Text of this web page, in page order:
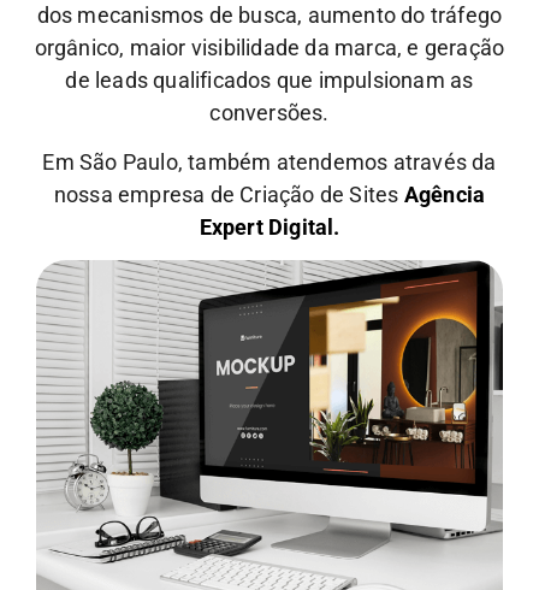
dos mecanismos de busca, aumento do tráfego
orgânico, maior visibilidade da marca, e geração
de leads qualificados que impulsionam as
conversões.
Em São Paulo, também atendemos através da
nossa empresa de Criação de Sites Agência
Expert Digital.